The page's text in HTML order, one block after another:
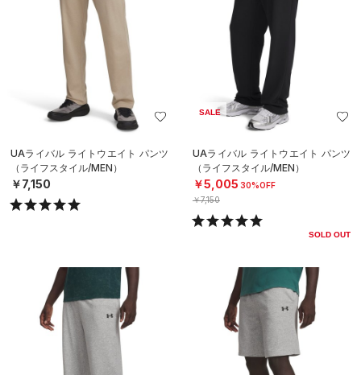
UAライバル ライトウエイト パンツ
（ライフスタイル/MEN）
￥7,150
SALE
UAライバル ライトウエイト パンツ
（ライフスタイル/MEN）
￥5,005 30%OFF
￥7,150
SOLD OUT